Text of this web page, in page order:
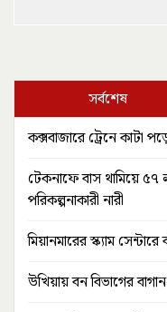
সর্বশেষ
কক্সবাজারে ট্রেনে কাটা
টেকনাফে বাস থামিয়ে
পরিকল্পনাকারী নারী
মিয়ানমারের স্ক্যাম
উখিয়ায় বন বিভাগের বাগান